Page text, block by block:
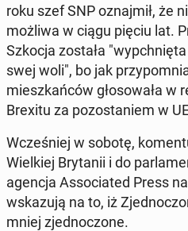
roku szef SNP oz­na­jmił, że
możliwa w ciągu pięciu lat.
Szkocja została
swej woli", bo jak
mieszkańców głosowała w
Brexitu za po­zostaniem w
Wcześniej w sobotę,
Wielkiej Bry­tanii i do
agencja As­so­ci­at­ed Press
wskazu­ją na to, iż
mniej zjed­noc­zone.